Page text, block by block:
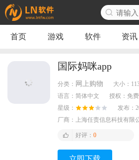
首页 游戏 软件 资讯
国际妈咪app
分类： 网上购物 大小：
语言： 简体中文 授权： 免费
星级：
发布：
厂商：
上海任责信息科技有限
好评： 0